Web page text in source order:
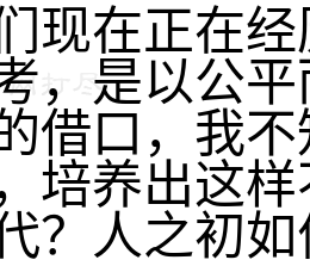
在正在经
，是以公
借口，我
培养出这
？人之初